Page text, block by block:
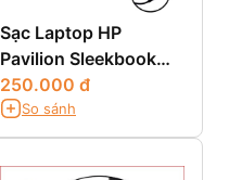
Sạc Laptop HP
Pavilion Sleekbook
14-B018au
250.000 đ
So sánh